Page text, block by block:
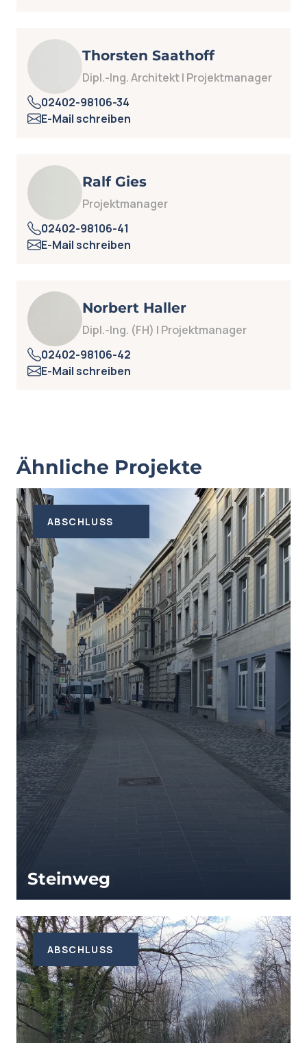
Thorsten Saathoff
Dipl.-Ing. Architekt | Projektmanager
02402-98106-34
E-Mail schreiben
Ralf Gies
Projektmanager
02402-98106-41
E-Mail schreiben
Norbert Haller
Dipl.-Ing. (FH) | Projektmanager
02402-98106-42
E-Mail schreiben
Ähnliche Projekte
VORBEREITUNG
PLANUNG
AUSFÜHRUNG
ABSCHLUSS
Steinweg
PLANUNG
AUSFÜHRUNG
ABSCHLUSS